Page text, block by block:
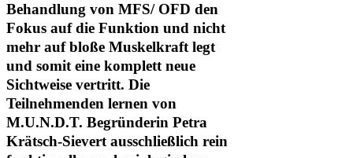
Behandlung von MFS/ OFD den
Fokus auf die Funktion und nicht
mehr auf bloße Muskelkraft legt
und somit eine komplett neue
Sichtweise vertritt. Die
Teilnehmenden lernen von
M.U.N.D.T. Begründerin Petra
Krätsch-Sievert ausschließlich rein